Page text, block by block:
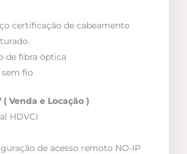
certificação de cabeamento
de fibra óptica
sem fio
( Venda e Locação )
HDVCI
de acesso remoto NO-IP